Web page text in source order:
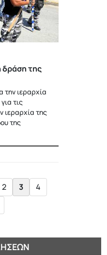
δράση της
την ιεραρχία
τις
ιεραρχία της
της
2 3
4